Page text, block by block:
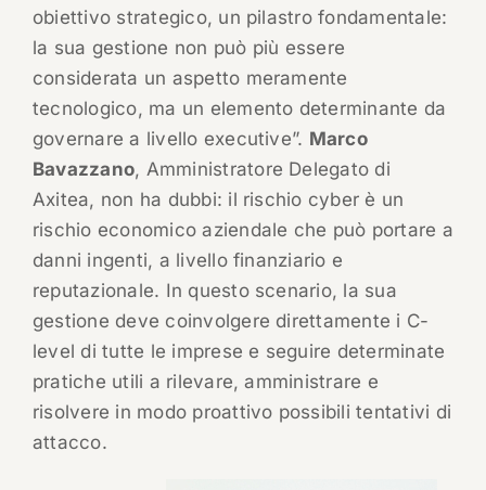
obiettivo strategico, un pilastro fondamentale:
la sua gestione non può più essere
considerata un aspetto meramente
tecnologico, ma un elemento determinante da
governare a livello executive”. Marco
Bavazzano, Amministratore Delegato di
Axitea, non ha dubbi: il rischio cyber è un
rischio economico aziendale che può portare a
danni ingenti, a livello finanziario e
reputazionale. In questo scenario, la sua
gestione deve coinvolgere direttamente i C-
level di tutte le imprese e seguire determinate
pratiche utili a rilevare, amministrare e
risolvere in modo proattivo possibili tentativi di
attacco.